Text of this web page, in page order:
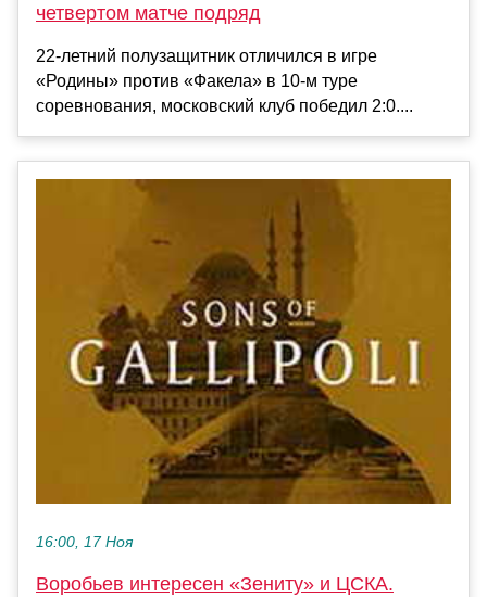
четвертом матче подряд
22-летний полузащитник отличился в игре
«Родины» против «Факела» в 10-м туре
соревнования, московский клуб победил 2:0....
16:00, 17 Ноя
Воробьев интересен «Зениту» и ЦСКА.